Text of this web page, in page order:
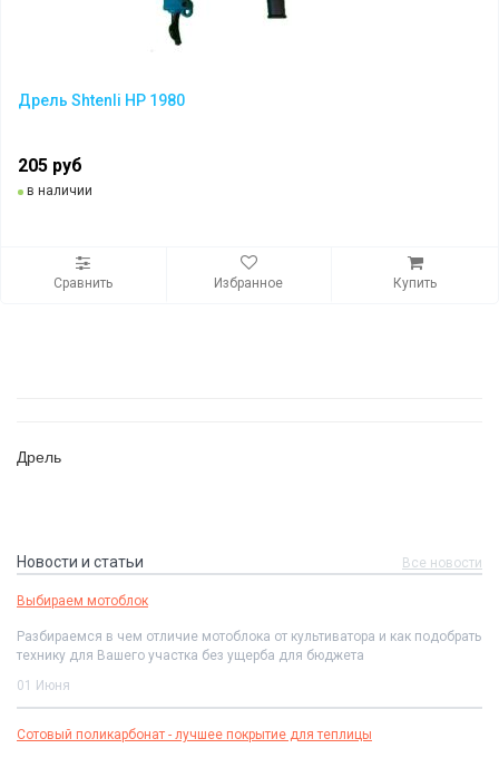
Дрель Shtenli HP 1980
205 руб
в наличии
Сравнить Избранное Купить
Дрель
Новости и статьи Все новости
Выбираем мотоблок
Разбираемся в чем отличие мотоблока от культиватора и как подобрать
технику для Вашего участка без ущерба для бюджета
01 Июня
Сотовый поликарбонат - лучшее покрытие для теплицы